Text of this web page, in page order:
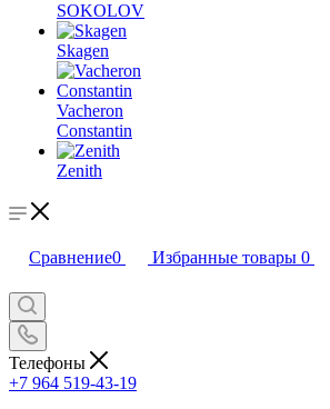
SOKOLOV
Skagen
Vacheron
Constantin
Zenith
Сравнение0 Избранные товары 0
Телефоны
+7 964 519-43-19